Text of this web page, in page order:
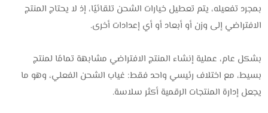
بمجرد تفعيله، يتم تعطيل خيارات الشحن تلقائيًا، إذ لا يحتاج المنتج
الافتراضي إلى وزن أو أبعاد أو أي إعدادات أخرى.
بشكل عام، عملية إنشاء المنتج الافتراضي مشابهة تمامًا لمنتج
بسيط، مع اختلاف رئيسي واحد فقط: غياب الشحن الفعلي، وهو ما
يجعل إدارة المنتجات الرقمية أكثر سلاسة.